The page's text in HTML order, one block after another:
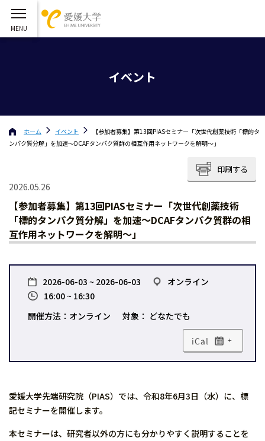
イベント
ホーム イベント
【参加者募集】第13回PIASセミナー「次世代創薬技術「標的タ
ンパク質分解」を加速～DCAFタンパク質群の相互作用ネットワークを解明～」
印刷する
2026.05.26
【参加者募集】第13回PIASセミナー「次世代創薬技術
「標的タンパク質分解」を加速～DCAFタンパク質群の相
互作用ネットワークを解明～」
2026-06-03 ~ 2026-06-03
オンライン
16:00 ~ 16:30
開催方法：オンライン
対象： どなたでも
+
愛媛大学先端研究院（PIAS）では、令和8年6月3日（水）に、標
記セミナーを開催します。
本セミナーは、研究者以外の方にも分かりやすく説明することを